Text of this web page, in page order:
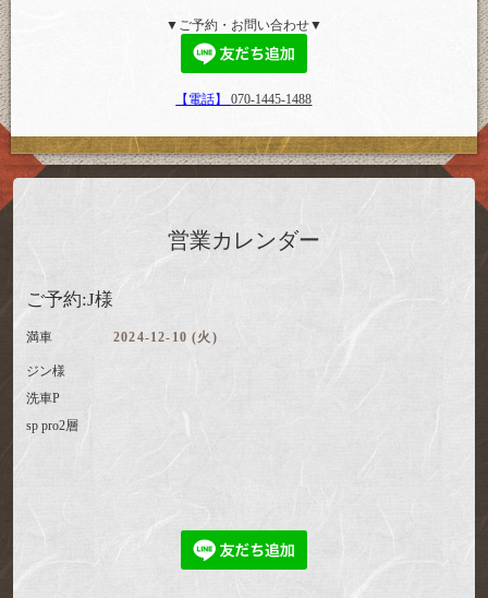
▼ご予約・お問い合わせ▼
【電話】070-1445-1488
営業カレンダー
ご予約:J様
満車 2024-12-10 (火)
ジン様
洗車P
sp pro2層